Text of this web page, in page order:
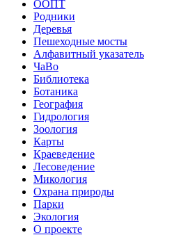
ООПТ
Родники
Деревья
Пешеходные мосты
Алфавитный указатель
ЧаВо
Библиотека
Ботаника
География
Гидрология
Зоология
Карты
Краеведение
Лесоведение
Микология
Охрана природы
Парки
Экология
О проекте